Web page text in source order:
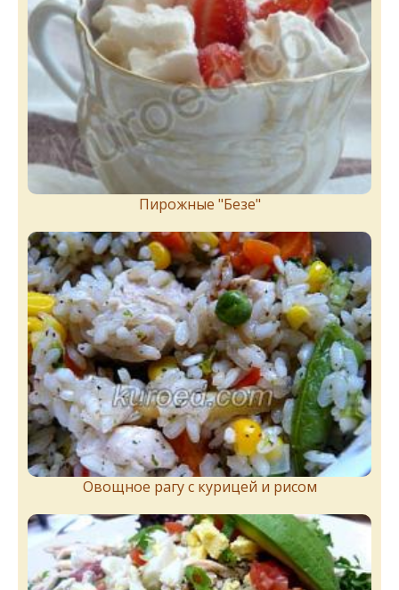
Пирожныe "Бeзe"
Овощное рагу с курицей и рисом